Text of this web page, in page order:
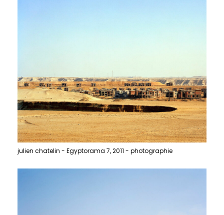
julien chatelin - Egyptorama 7, 2011 - photographie